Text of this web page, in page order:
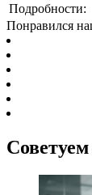
Подробности:
Понравился